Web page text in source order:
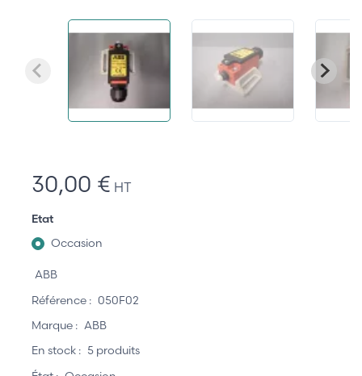
30,00 € HT
Etat
Occasion
ABB
Référence : 050F02
Marque : ABB
En stock : 5 produits